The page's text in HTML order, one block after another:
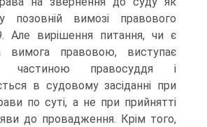
позовній вимозі правового
Але вирішення питання, чи є
вимога правовою, виступає
частиною правосуддя і
в судовому засіданні при
по суті, а не при прийнятті
до провадження. Крім того,